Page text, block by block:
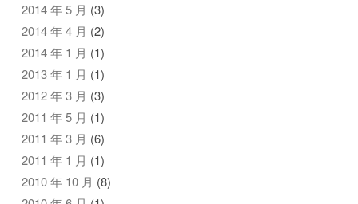
2014 年 5 月 (3)
2014 年 4 月 (2)
2014 年 1 月 (1)
2013 年 1 月 (1)
2012 年 3 月 (3)
2011 年 5 月 (1)
2011 年 3 月 (6)
2011 年 1 月 (1)
2010 年 10 月 (8)